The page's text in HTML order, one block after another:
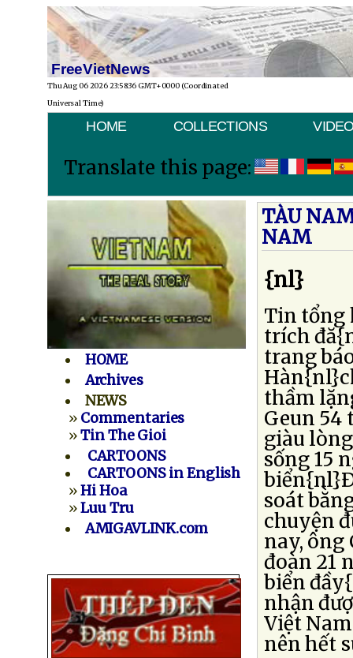
FreeVietNews
Thu Aug 06 2026 23:58:36 GMT+0000 (Coordinated
Universal Time)
HOME COLLECTIONS
Translate this page:
HOME
Archives
NEWS
» Commentaries
»Tin The Gioi
CARTOONS
CARTOONS in English
»Hi Hoa
»Luu Tru
AMIGAVLINK.com
TÀU
NAM
{nl}
Tin tổng
trích
trang
thầm
Geun 54
giàu
sống 15
soát
chuyện
nay,
đoàn 21
biển
nhận
Việt
nên hết